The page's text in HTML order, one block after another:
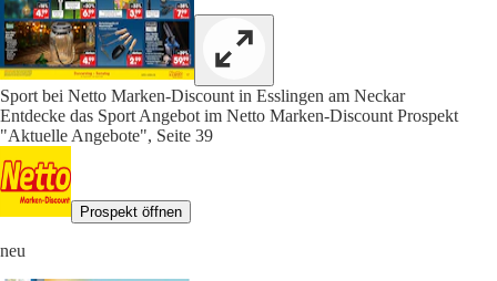
Sport bei Netto Marken-Discount in Esslingen am Neckar
Entdecke das Sport Angebot im Netto Marken-Discount Prospekt
"Aktuelle Angebote", Seite 39
Prospekt öffnen
neu